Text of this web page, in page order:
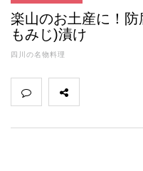
楽山のお土産に！
もみじ)漬け
四川の名物料理